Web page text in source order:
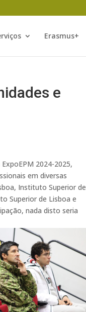
Erasmus+
e
2024-2025,
em diversas
Instituto Superior de
Superior de Lisboa e
nada disto seria